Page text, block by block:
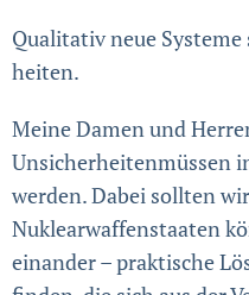
Qualitativ neue
heiten.
Meine Damen und
Unsicherheitenmüssen
werden. Dabei sollten
Nuklear­waffen­staaten
einander – praktische